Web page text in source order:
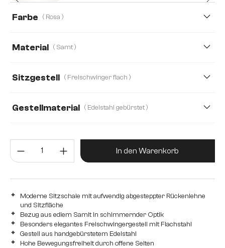
Farbe ( Rosa )
Material ( Samt )
Sitzgestell ( Freischwinger flach )
Gestellmaterial ( Edelstahl gebürstet )
Produkt Anzahl: Gib den
In den Warenkorb
Moderne Sitzschale mit aufwendig abgesteppter Rückenlehne
und Sitzfläche
Bezug aus edlem Samit in schimmernder Optik
Besonders elegantes Freischwingergestell mit Flachstahl
Gestell aus handgebürstetem Edelstahl
Hohe Bewegungsfreiheit durch offene Seiten